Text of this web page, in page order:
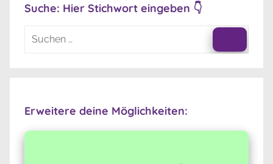
Suche: Hier Stichwort eingeben 👇
Suchen
Erweitere deine Möglichkeiten: